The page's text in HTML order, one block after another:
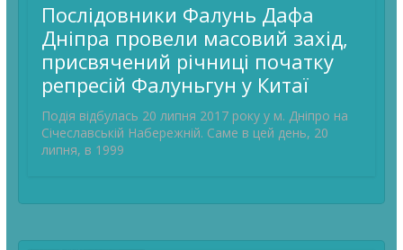
Послідовники Фалунь Дафа
Дніпра провели масовий захід,
присвячений річниці початку
репресій Фалуньгун у Китаї
Подія відбулась 20 липня 2017 року у м. Дніпро на
Січеславській Набережній. Саме в цей день, 20
липня, в 1999